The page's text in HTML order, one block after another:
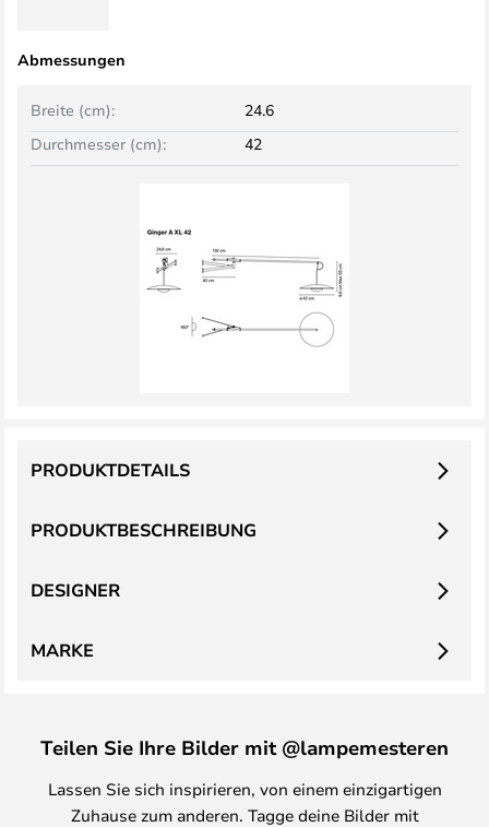
Abmessungen
Breite (cm):
24.6
Durchmesser (cm):
42
PRODUKTBESCHREIBUNG
PRODUKTDETAILS
DESIGNER
MARKE
Teilen Sie Ihre Bilder mit @lampemesteren
Lassen Sie sich inspirieren, von einem einzigartigen
Zuhause zum anderen. Tagge deine Bilder mit